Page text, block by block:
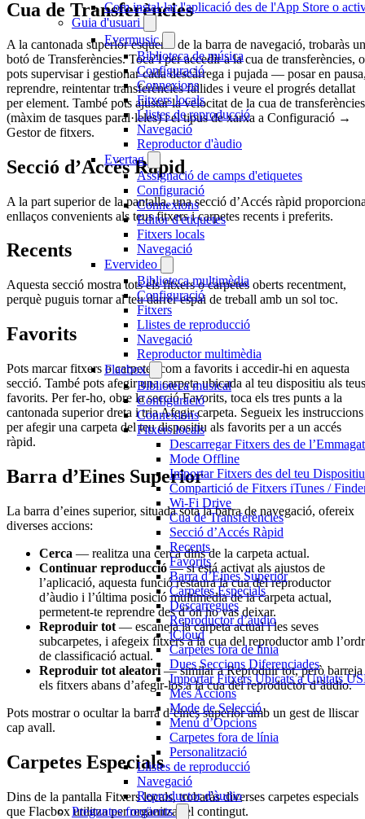
Com instal·lar l'aplicació des de l'App Store o
Guia d'usuari
Evermusic
Biblioteca de música
Configuració
Connexions
Fitxers locals
Llistes de reproducció
Navegació
Reproductor d'àudio
Evertag
Assignació de camps d'etiquetes
Configuració
Connexions
Editor d'etiquetes
Fitxers locals
Navegació
Evervideo
Biblioteca multimèdia
Configuració
Fitxers
Llistes de reproducció
Navegació
Reproductor multimèdia
Flacbox
Biblioteca musical
Configuració
Connexions
Fitxers locals
Descarregar Fitxers des de
Mode Offline
Importar Fitxers des del teu Dispositiu
Compartició de Fitxers iTunes /
Wi-Fi Drive
Cua de Transferències
Secció d’Accés Ràpid
Recents
Favorits
Barra d’Eines Superior
Carpetes Especials
Descarregues
Reproductor d’àudio
iCloud
Carpetes fora de línia
Dues Seccions Diferenciades
Importar Fitxers Ubicats a Unitats
Més Accions
Mode de Selecció
Menú d’Opcions
Carpetes fora de línia
Personalització
Llistes de reproducció
Navegació
Reproductor d'àudio
Preguntes freqüents
Cua de Transferències
A la cantonada superior esquerra de la barra de navegació, trobaràs un
botó de Transferències. Toca’l per accedir a la cua de transferències,
pots supervisar i gestionar cada descàrrega i pujada — posar en
reprendre, reintentar transferències fallides i veure el progrés detallat
per element. També pots ajustar la velocitat de la cua de transferències
(màxim de tasques paral·leles) i el tipus de xarxa a Configuració →
Gestor de fitxers.
Secció d’Accés Ràpid
A la part superior de la pantalla, una secció d’Accés ràpid
enllaços convenients als teus fitxers i carpetes recents i preferits.
Recents
Aquesta secció mostra tots els fitxers o carpetes oberts recentment,
perquè puguis tornar al teu darrer espai de treball amb un sol toc.
Favorits
Pots marcar fitxers o carpetes com a favorits i accedir-hi en aquesta
secció. També pots afegir una carpeta ubicada al teu dispositiu als teus
favorits. Per fer-ho, obre la secció Favorits, toca els tres punts a la
cantonada superior dreta i tria Afegir carpeta. Segueix les instruccions
per afegir una carpeta del teu dispositiu als favorits per a un accés
ràpid.
Barra d’Eines Superior
La barra d’eines superior, situada sota la barra de navegació, ofereix
diverses accions:
Cerca — realitza una cerca dins de la carpeta actual.
Continuar reproducció— si está activat als ajustos de
l’aplicació, aquesta funció restaura la cua del reproductor
d’àudio i l’última posició multimèdia de la carpeta actual,
permetent-te reprendre des d’on ho vas deixar.
Reproduir tot — escaneja la carpeta actual i les seves
subcarpetes, i afegeix fitxers a la cua del reproductor amb
de classificació actual.
Reproduir tot aleatori — similar a Reproduir tot, però barreja
els fitxers abans d’afegir-los a la cua del reproductor d’àudio.
Pots mostrar o ocultar la barra d’eines superior amb un gest de lliscar
cap avall.
Carpetes Especials
Dins de la pantalla Fitxers locals, trobaràs diverses carpetes especials
que Flacbox utilitza per organitzar el contingut.